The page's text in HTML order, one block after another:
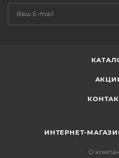
ИНТЕРНЕТ-
О